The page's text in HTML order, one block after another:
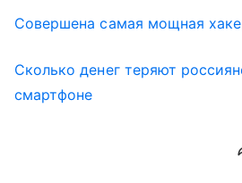
Совершена самая мощная
Сколько денег теряют
смартфоне